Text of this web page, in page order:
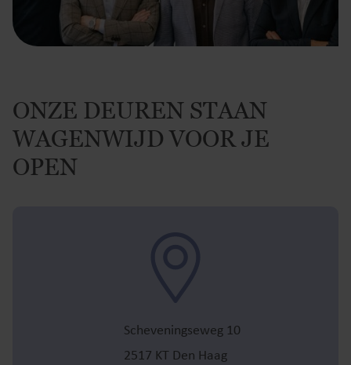
ONZE DEUREN STAAN
WAGENWIJD VOOR JE
OPEN
Scheveningseweg 10
2517 KT Den Haag